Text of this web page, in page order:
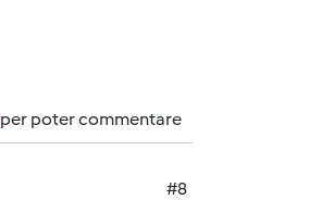
per poter commentare
#8